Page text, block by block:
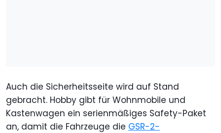
Auch die Sicherheitsseite wird auf Stand
gebracht. Hobby gibt für Wohnmobile und
Kastenwagen ein serienmäßiges Safety-Paket
an, damit die Fahrzeuge die GSR-2-